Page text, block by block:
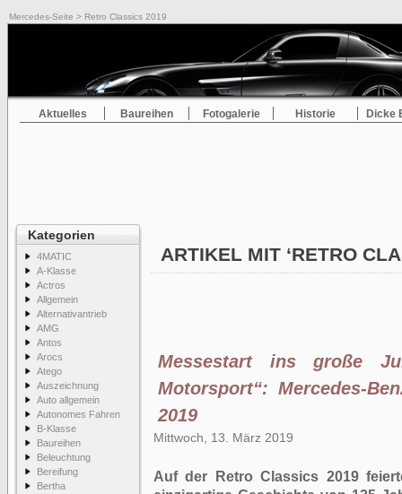
Mercedes-Seite > Retro Classics 2019
Aktuelles Baureihen Fotogalerie Historie Dicke
Kategorien
4MATIC
A-Klasse
Actros
Allgemein
Alternativantrieb
AMG
Antos
Arocs
Atego
Auszeichnung
Auto allgemein
Autonomes Fahren
B-Klasse
Baureihen
Beleuchtung
Bereifung
Bertha
ARTIKEL MIT ‘RETRO
Messestart ins große
Motorsport“: Mercedes-
2019
Mittwoch, 13. März 2019
Auf der Retro Classics 2019